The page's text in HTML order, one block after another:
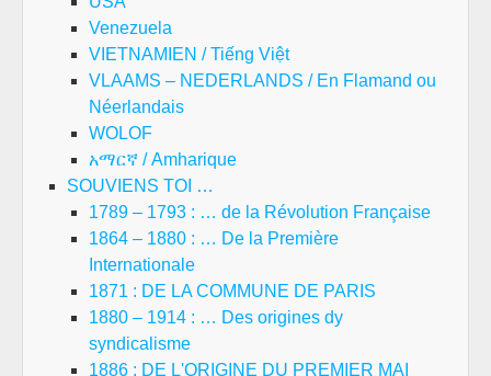
Venezuela
VIETNAMIEN / Tiếng Việt
VLAAMS – NEDERLANDS / En Flamand ou
Néerlandais
WOLOF
አማርኛ / Amharique
SOUVIENS TOI …
1789 – 1793 : … de la Révolution Française
1864 – 1880 : … De la Première
Internationale
1871 : DE LA COMMUNE DE PARIS
1880 – 1914 : … Des origines dy
syndicalisme
1886 : DE L'ORIGINE DU PREMIER MAI